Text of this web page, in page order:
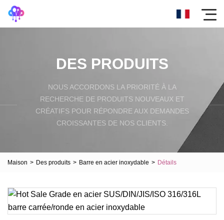
DES PRODUITS
NOUS ACCORDONS LA PRIORITÉ À LA
RECHERCHE DE PRODUITS NOUVEAUX ET
CRÉATIFS POUR RÉPONDRE AUX DEMANDES
CROISSANTES DE NOS CLIENTS.
Maison > Des produits > Barre en acier inoxydable > Détails